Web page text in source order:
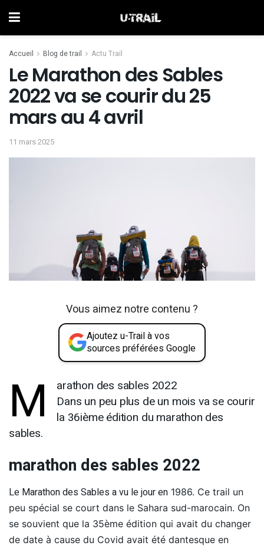
Accueil Blog de trail Actu Trail
Le Marathon des Sables
2022 va se courir du 25
mars au 4 avril
11 mars 2025
Vous aimez notre contenu ?
Ajoutez u-Trail à vos
sources préférées Google
M
arathon des sables 2022
Dans un peu plus de un mois va se courir
la 36ième édition du marathon des
sables.
marathon des sables 2022
Le Marathon des Sables a vu le jour en 1986. Ce trail un
peu spécial se court dans le Sahara sud-marocain. On
se souvient que la 35ème édition qui avait du changer
de date à cause du Covid avait été dantesque en